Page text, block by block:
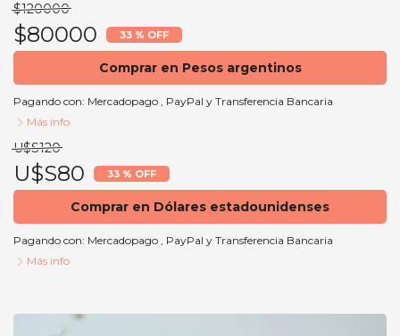
$120000
$80000 33 % OFF
Comprar en Pesos argentinos
Pagando con: Mercadopago , PayPal y Transferencia Bancaria
Más info
U$S120
U$S80 33 % OFF
Comprar en Dólares estadounidenses
Pagando con: Mercadopago , PayPal y Transferencia Bancaria
Más info